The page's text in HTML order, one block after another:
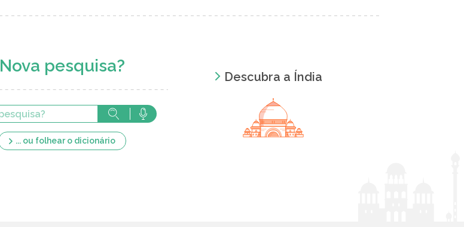
Nova pesquisa?
... ou folhear o dicionário
Descubra a Índia